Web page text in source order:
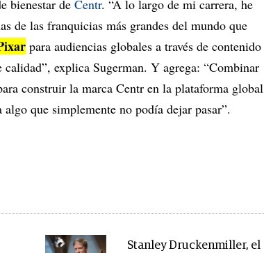
bienestar de Centr. “A lo largo de mi carrera, he
de las franquicias más grandes del mundo que
para audiencias globales a través de contenido
explica Sugerman. Y agrega: “Combinar
construir la marca Centr en la plataforma global
que simplemente no podía dejar pasar”.
Stanley Druckenmiller, el